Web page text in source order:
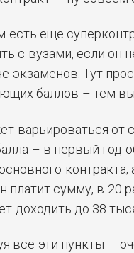
есть еще
с вузами, если он
экзаменов. Тут
баллов – тем
варьироваться от
– в первый год
контракта;
платит сумму, в 20
доходить до 38
все эти пункты —